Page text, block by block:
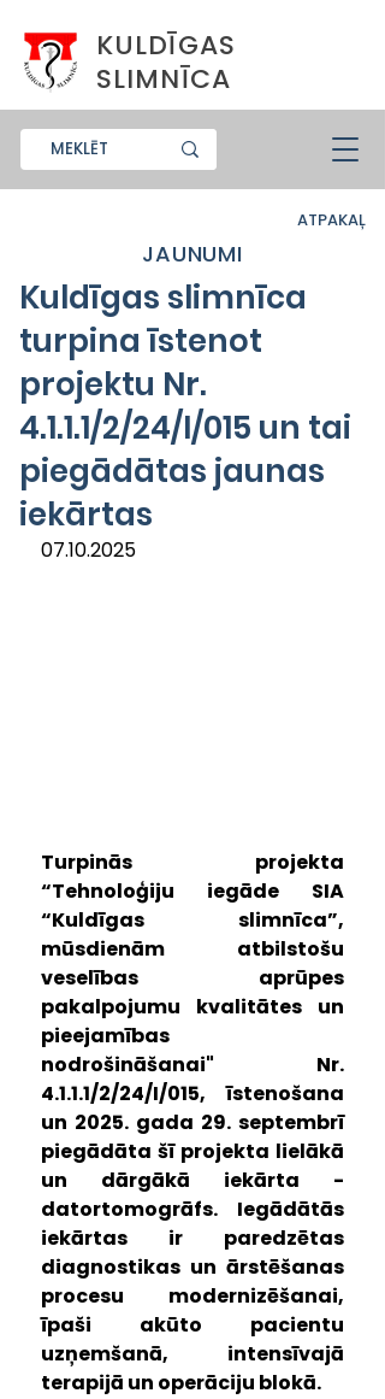
KULDĪGAS
SLIMNĪCA
ATPAKAĻ
JAUNUMI
Kuldīgas slimnīca
turpina īstenot
projektu Nr.
4.1.1.1/2/24/I/015 un tai
piegādātas jaunas
iekārtas
07.10.2025
Turpinās projekta
“Tehnoloģiju iegāde SIA
“Kuldīgas slimnīca”,
mūsdienām atbilstošu
veselības aprūpes
pakalpojumu kvalitātes un
pieejamības
nodrošināšanai" Nr.
4.1.1.1/2/24/I/015, īstenošana
un 2025. gada 29. septembrī
piegādāta šī projekta lielākā
un dārgākā iekārta -
datortomogrāfs.
Iegādātās
iekārtas ir paredzētas
diagnostikas un ārstēšanas
procesu modernizēšanai,
īpaši akūto pacientu
uzņemšanā, intensīvajā
terapijā un operāciju blokā.